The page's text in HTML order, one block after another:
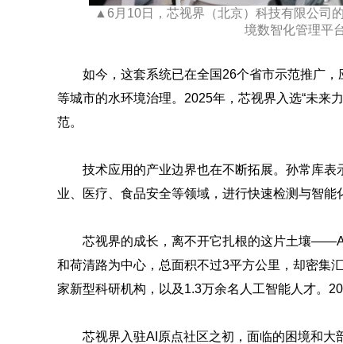
▲6月10日，芯视界（北京）科技有限公司
境数智化管理平
如今，这套系统已在全国26个省市示范推广
等城市的水环境治理。2025年，芯视界入选“未来
范。
技术应用的产业边界也在不断拓展。孙常库
业、医疗、食品安全等领域，进行快速检测与智能
芯视界的成长，离不开它扎根的这片土壤
和荷清路为中心，总面积不过3平方公里，却密集
家新型科研机构，以及1.3万余名人工智能人才。
芯视界入驻AI原点社区之初，面临的困境和大